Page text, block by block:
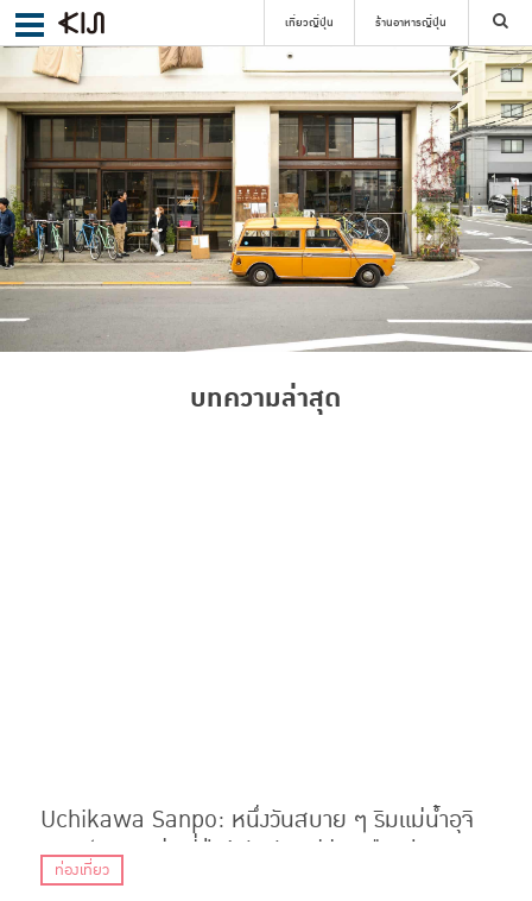
เที่ยวญี่ปุ่น ร้านอาหารญี่ปุ่น
ค้นหา
เลือกย่าน
บทความล่าสุด
Uchikawa Sanpo: หนึ่งวันสบาย ๆ ริมแม่น้ำอุจิ
คาวะ ‘เวนิสแห่งญี่ปุ่น’ สัมผัสวิถีชีวิตเมืองประมง
แห่ง จ.โทยามะ
ท่องเที่ยว